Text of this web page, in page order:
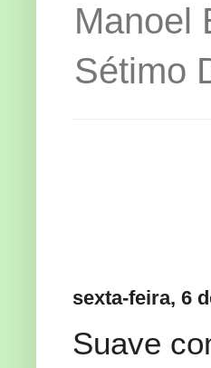
Manoel
Sétimo
sexta-feira, 6
Suave